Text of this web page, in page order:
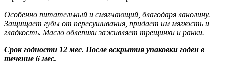
Особенно питательный и смягчающий, благодаря ланолину.
Защищает губы от пересушивания, придает им мягкость и
гладкость. Масло облепихи заживляет трещинки и ранки.
Срок годности 12 мес. После вскрытия упаковки годен в
течение 6 мес.